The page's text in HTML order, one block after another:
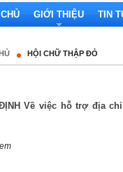
GIỚI THIỆU TIN
HỘI CHỮ THẬP ĐỎ
Về việc hỗ trợ địa